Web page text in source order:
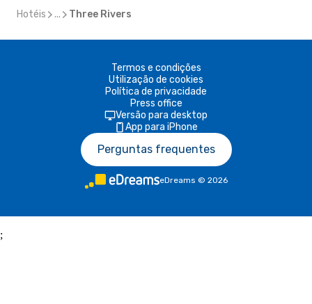
Hotéis ... Three Rivers
Termos e condições
Utilização de cookies
Política de privacidade
Press office
Versão para desktop
App para iPhone
Perguntas frequentes
eDreams © 2026
;